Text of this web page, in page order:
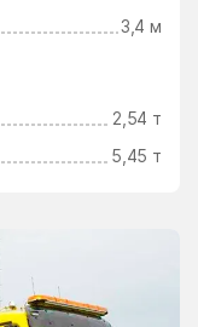
3,4 м
2,54 т
5,45 т